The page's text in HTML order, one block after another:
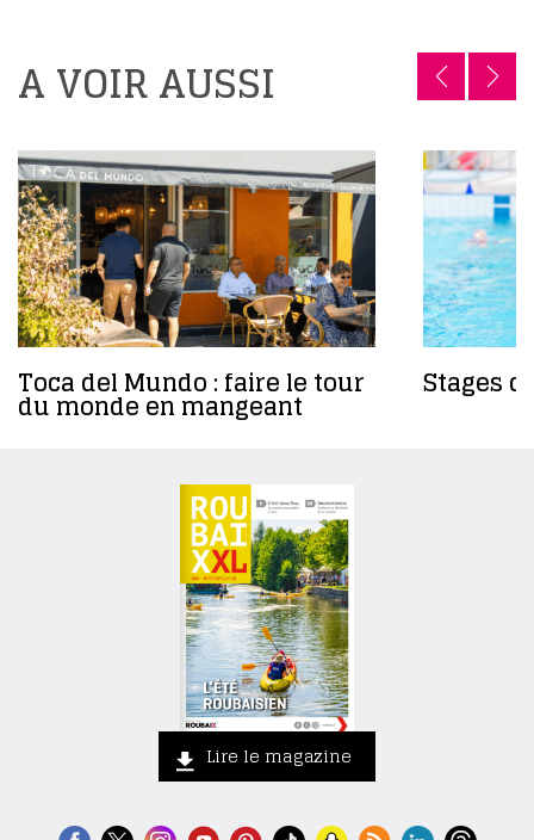
A VOIR AUSSI
Toca del Mundo : faire le tour
du monde en mangeant
Stages
Lire le magazine